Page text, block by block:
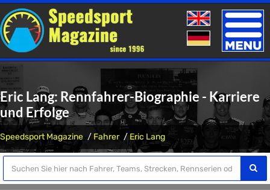
Toggle
Eric Lang: Rennfahrer-Biographie - Karriere
und Erfolge
Speedsport Magazine Fahrer Eric Lang